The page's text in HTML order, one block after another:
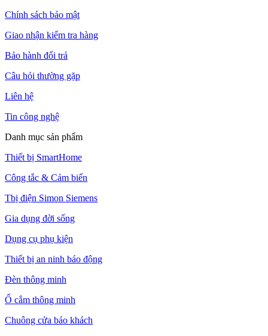
Chính sách bảo mật
Giao nhận kiểm tra hàng
Bảo hành đổi trả
Câu hỏi thường gặp
Liên hệ
Tin công nghệ
Danh mục sản phẩm
Thiết bị SmartHome
Công tắc & Cảm biến
Tbị điện Simon Siemens
Gia dụng đời sống
Dụng cụ phụ kiện
Thiết bị an ninh báo động
Đèn thông minh
Ổ cắm thông minh
Chuông cửa báo khách